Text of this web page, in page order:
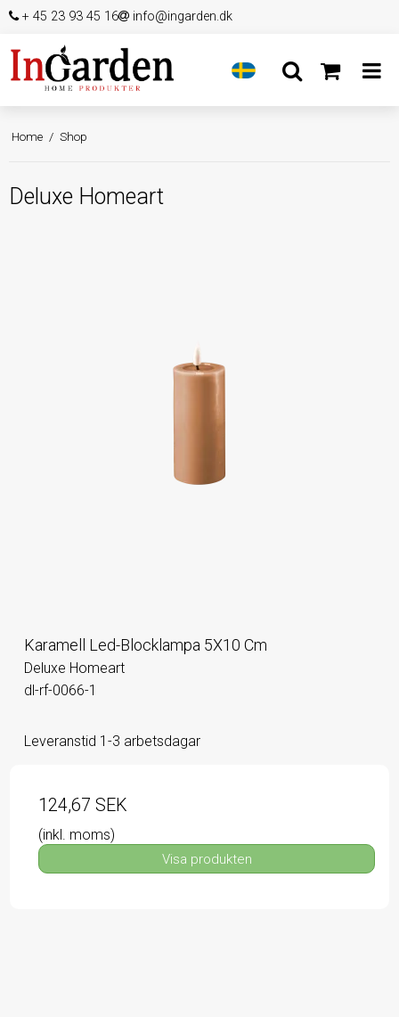
+ 45 23 93 45 16 info@ingarden.dk
Home / Shop
Deluxe Homeart
Karamell Led-Blocklampa 5X10 Cm
Deluxe Homeart
dl-rf-0066-1
Leveranstid 1-3 arbetsdagar
124,67 SEK
(inkl. moms)
Visa produkten